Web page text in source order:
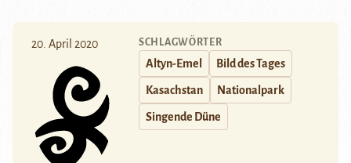
20. April 2020 SCHLAGWÖRTER
Altyn-Emel Bild des Tages
Kasachstan Nationalpark
Singende Düne